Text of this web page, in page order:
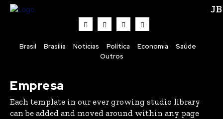
Brasil Brasília Noticias Política Economia
Saúde
Outros
Empresa
Each template in our ever growing studio library
can be added and moved around within any page